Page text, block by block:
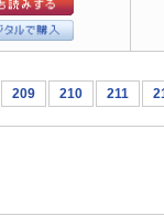
209 210 211